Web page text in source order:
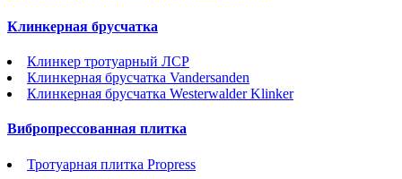
Клинкерная брусчатка
Клинкер тротуарный ЛСР
Клинкерная брусчатка Vandersanden
Клинкерная брусчатка Westerwalder Klinker
Вибропрессованная плитка
Тротуарная плитка Propress